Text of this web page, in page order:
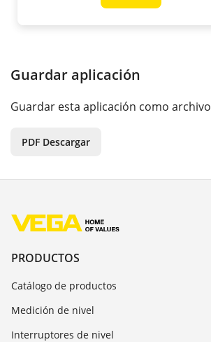
Guardar aplicación
Guardar esta aplicación como archivo
PDF Descargar
PRODUCTOS
Catálogo de productos
Medición de nivel
Interruptores de nivel